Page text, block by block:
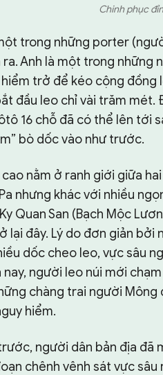
Chinh phục
trong những porter
ra. Anh là một trong những
trở để kéo cộng đồng
đầu leo chỉ vài trăm
16 chỗ đã có thể lên tới
bò dốc vào như trước.
cao nằm ở ranh giới giữa
nhưng khác với nhiều
Quan San (Bạch Mộc
lại đây. Lý do đơn giản
dốc cheo leo, vực sâu
người leo núi mới
chàng trai người
hiểm.
người dân bản địa đã
chênh vênh sát vực